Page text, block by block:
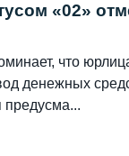
«02»
что
денежных
предусма...